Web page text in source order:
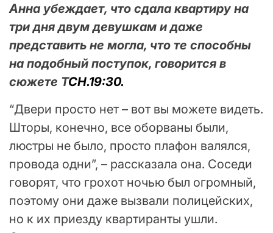
Анна убеждает, что сдала квартиру на
три дня двум девушкам и даже
представить не могла, что те способны
на подобный поступок, говорится в
сюжете ТСН.19:30.
“Двери просто нет – вот вы можете видеть.
Шторы, конечно, все оборваны были,
люстры не было, просто плафон валялся,
провода одни”, – рассказала она. Соседи
говорят, что грохот ночью был огромный,
поэтому они даже вызвали полицейских,
но к их приезду квартиранты ушли.